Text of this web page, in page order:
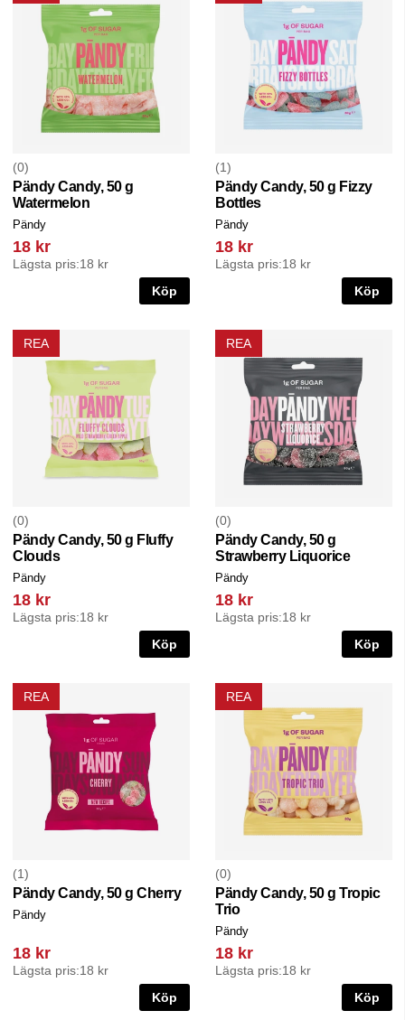
0
Pändy Candy, 50 g
Watermelon
Pändy
18 kr
Lägsta pris:18 kr
Köp
1
Pändy Candy, 50 g Fizzy
Bottles
Pändy
18 kr
Lägsta pris:18 kr
Köp
REA
0
Pändy Candy, 50 g Fluffy
Clouds
Pändy
18 kr
Lägsta pris:18 kr
Köp
REA
0
Pändy Candy, 50 g
Strawberry Liquorice
Pändy
18 kr
Lägsta pris:18 kr
Köp
REA
1
Pändy Candy, 50 g Cherry
Pändy
18 kr
Lägsta pris:18 kr
Köp
REA
0
Pändy Candy, 50 g Tropic
Trio
Pändy
18 kr
Lägsta pris:18 kr
Köp